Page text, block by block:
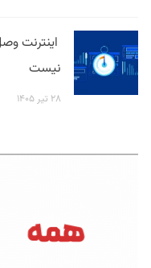
اینترنت
نیست
۲۸ تیر ۱۴۰۵